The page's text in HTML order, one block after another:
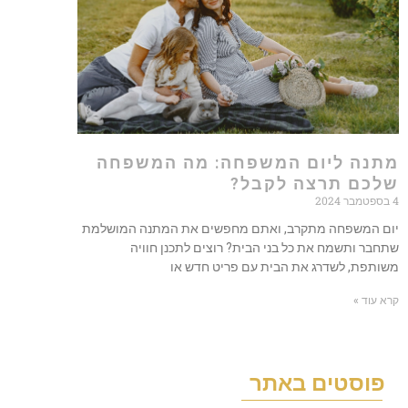
מתנה ליום המשפחה: מה המשפחה
שלכם תרצה לקבל?
4 בספטמבר 2024
יום המשפחה מתקרב, ואתם מחפשים את המתנה המושלמת
שתחבר ותשמח את כל בני הבית? רוצים לתכנן חוויה
משותפת, לשדרג את הבית עם פריט חדש או
קרא עוד »
פוסטים באתר